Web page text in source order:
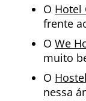
O Hotel
frente
O We
muito
O
nessa